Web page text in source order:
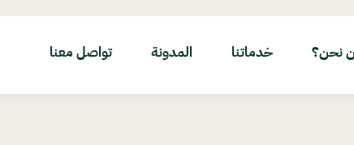
نحن؟ خدماتنا المدونة تواصل معنا